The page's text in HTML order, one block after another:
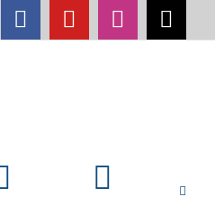
FacebookYouTubeInstagram